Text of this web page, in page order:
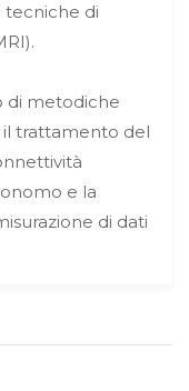
tecniche di
di metodiche
il trattamento del
e la
di dati